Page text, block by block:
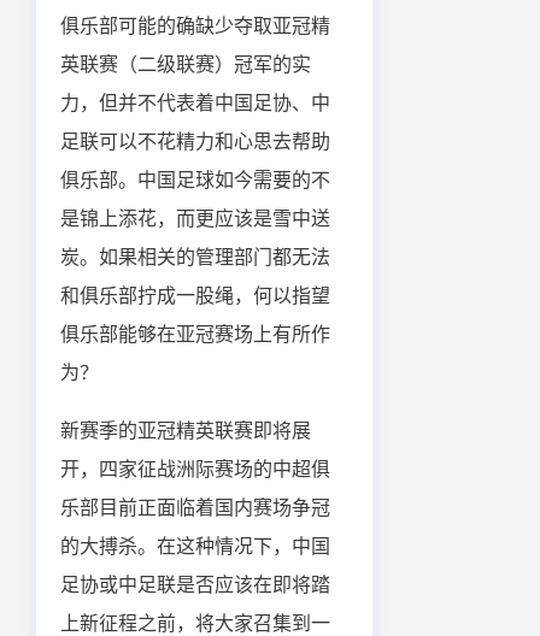
俱乐部可能的确缺少夺取亚冠精
英联赛（二级联赛）冠军的实
力，但并不代表着中国足协、中
足联可以不花精力和心思去帮助
俱乐部。中国足球如今需要的不
是锦上添花，而更应该是雪中送
炭。如果相关的管理部门都无法
和俱乐部拧成一股绳，何以指望
俱乐部能够在亚冠赛场上有所作
为？
新赛季的亚冠精英联赛即将展
开，四家征战洲际赛场的中超俱
乐部目前正面临着国内赛场争冠
的大搏杀。在这种情况下，中国
足协或中足联是否应该在即将踏
上新征程之前，将大家召集到一